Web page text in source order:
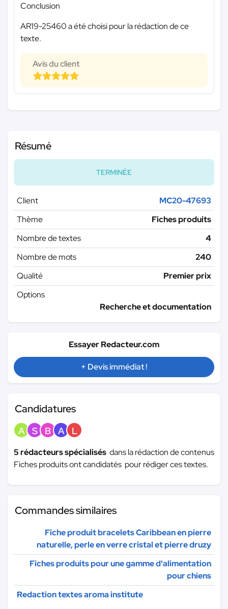
Conclusion
AR19-25460 a été choisi pour la rédaction de ce
texte.
Avis du client
Résumé
TERMINÉE
Client
MC20-47693
Thème
Fiches produits
Nombre de textes
4
Nombre de mots
240
Qualité
Premier prix
Options
Recherche et documentation
Essayer Redacteur.com
+ Devis immédiat !
Candidatures
A S B A L
5 rédacteurs spécialisés dans la rédaction de contenus
Fiches produits ont candidatés pour rédiger ces textes.
Commandes similaires
Fiche produit bracelets Caribbean en pierre
naturelle, perle en verre cristal et pierre druzy
Fiches produits pour une gamme d'alimentation
pour chiens
Redaction textes aroma institute